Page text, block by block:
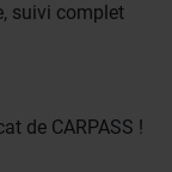
suivi complet
de CARPASS !